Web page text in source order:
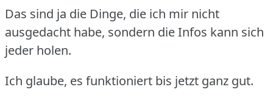
Das sind ja die Dinge, die ich mir nicht
ausgedacht habe, sondern die Infos kann sich
jeder holen.
Ich glaube, es funktioniert bis jetzt ganz gut.